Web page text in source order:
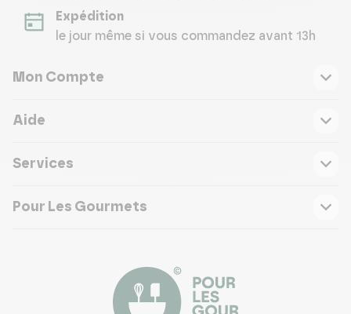
Expédition
le jour même si vous commandez avant 13h
Mon Compte
Aide
Services
Pour Les Gourmets